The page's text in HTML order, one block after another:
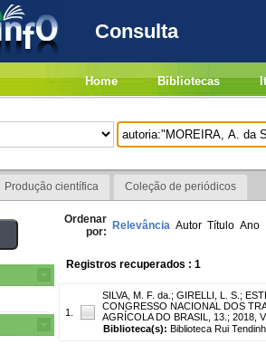
Consulta
Home Bibliotecas
Produção científica Coleção de periódicos
Ordenar
por: Relevância Autor Título Ano
Registros recuperados : 1
1.
SILVA, M. F. da. ; GIRELLI, L. S. ;
CONGRESSO NACIONAL DOS
AGRÍCOLA DO BRASIL, 13.; 2018,
Biblioteca(s): Biblioteca Rui